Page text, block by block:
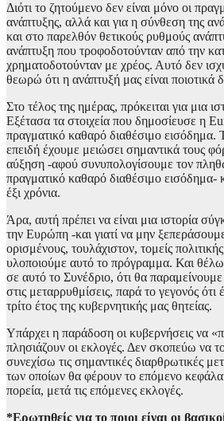
Διότι το ζητούμενο δεν είναι μόνο οι
ανάπτυξης, αλλά και για η σύνθεση της
και στο παρελθόν θετικούς ρυθμούς
ανάπτυξη που τροφοδοτούνταν από την
χρηματοδοτούνταν με χρέος. Αυτό δεν
θεωρώ ότι η ανάπτυξή μας είναι ποιοτικά
Στο τέλος της ημέρας, πρόκειται για μια
Εξέτασα τα στοιχεία που δημοσίευσε η
πραγματικό καθαρό διαθέσιμο εισόδημα.
επειδή έχουμε μειώσει σημαντικά τους
αύξηση -αφού συνυπολογίσουμε τον
πραγματικό καθαρό διαθέσιμο εισόδημα-
έξι χρόνια.
Άρα, αυτή πρέπει να είναι μια ιστορία
την Ευρώπη -και γιατί να μην
ορισμένους, τουλάχιστον, τομείς
υλοποιούμε αυτό το πρόγραμμα. Και
σε αυτό το Συνέδριο, ότι θα
στις μεταρρυθμίσεις, παρά το γεγονός ότι
τρίτο έτος της κυβερνητικής μας θητείας.
Υπάρχει η παράδοση οι κυβερνήσεις να
πλησιάζουν οι εκλογές. Δεν σκοπεύω να
συνεχίσω τις σημαντικές διαρθρωτικές
των οποίων θα φέρουν το επόμενο
πορεία, μετά τις επόμενες εκλογές.
*Ερωτηθείς για το ποιοι είναι οι